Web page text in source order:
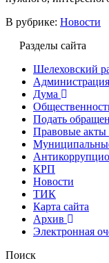
В рубрике: Новости
Разделы сайта
Шелеховский
Администрация
Дума
Подать
Правовые акты
КРП
Новости
ТИК
Карта сайта
Архив
Электронная
Поиск